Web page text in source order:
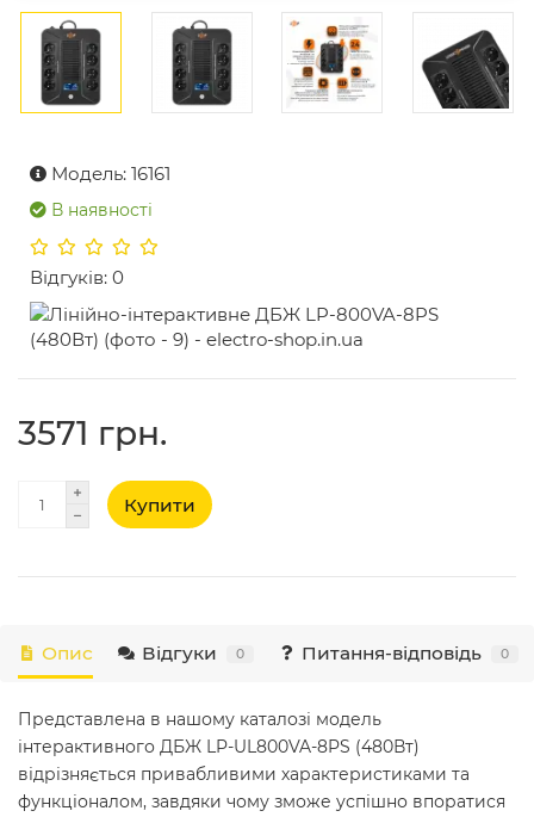
Модель: 16161
В наявності
Відгуків: 0
3571 грн.
Купити
Опис Відгуки 0 Питання-відповідь 0
Представлена в нашому каталозі модель
інтерактивного ДБЖ LP-UL800VA-8PS (480Вт)
відрізняється привабливими характеристиками та
функціоналом, завдяки чому зможе успішно впоратися